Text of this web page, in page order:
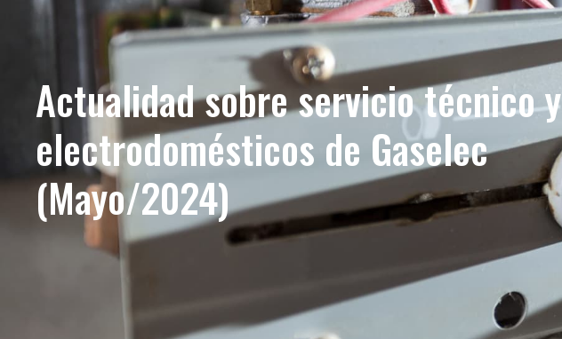
Actualidad sobre servicio técnico y
electrodomésticos de Gaselec
(Mayo/2024)